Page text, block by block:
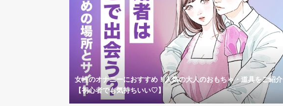
女性のオナニーにおすすめ！人気の大人のおもちゃ・道具をご紹介
【初心者でも気持ちいい♡】